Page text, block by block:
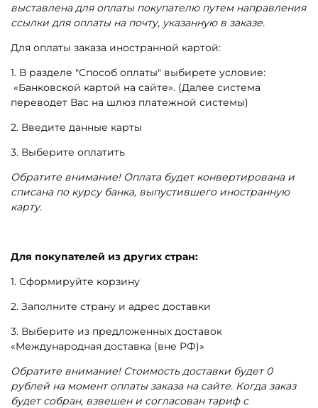
выставлена для оплаты покупателю путем направления
ссылки для оплаты на почту, указанную в заказе.
Для оплаты заказа иностранной картой:
1. В разделе "Способ оплаты" выбирете условие:
«Банковской картой на сайте». (Далее система
переводет Вас на шлюз платежной системы)
2. Введите данные карты
3. Выберите оплатить
Обратите внимание! Оплата будет конвертирована и
списана по курсу банка, выпустившего иностранную
карту.
Для покупателей из других стран:
1. Сформируйте корзину
2. Заполните страну и адрес доставки
3. Выберите из предложенных доставок
«Международная доставка (вне РФ)»
Обратите внимание! Стоимость доставки будет 0
рублей на момент оплаты заказа на сайте. Когда заказ
будет собран, взвешен и согласован тариф с